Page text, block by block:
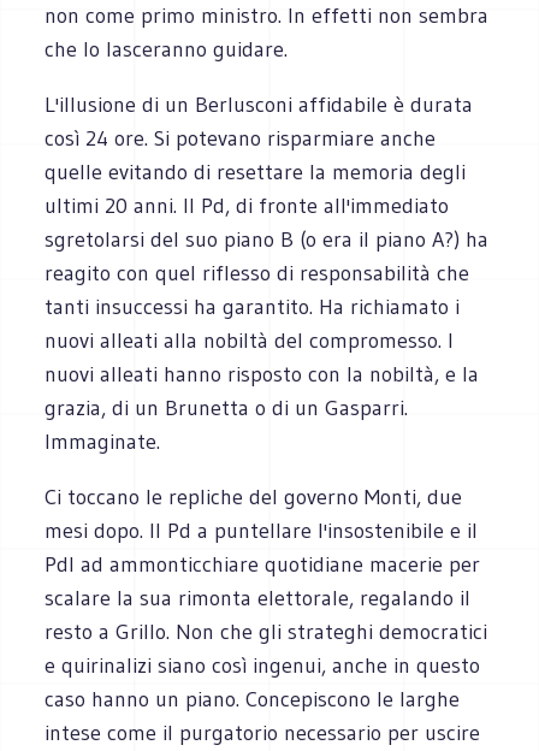
non come primo ministro. In effetti non sembra
che lo lasceranno guidare.
L'illusione di un Berlusconi affidabile è durata
così 24 ore. Si potevano risparmiare anche
quelle evitando di resettare la memoria degli
ultimi 20 anni. Il Pd, di fronte all'immediato
sgretolarsi del suo piano B (o era il piano A?) ha
reagito con quel riflesso di responsabilità che
tanti insuccessi ha garantito. Ha richiamato i
nuovi alleati alla nobiltà del compromesso. I
nuovi alleati hanno risposto con la nobiltà, e la
grazia, di un Brunetta o di un Gasparri.
Immaginate.
Ci toccano le repliche del governo Monti, due
mesi dopo. Il Pd a puntellare l'insostenibile e il
Pdl ad ammonticchiare quotidiane macerie per
scalare la sua rimonta elettorale, regalando il
resto a Grillo. Non che gli strateghi democratici
e quirinalizi siano così ingenui, anche in questo
caso hanno un piano. Concepiscono le larghe
intese come il purgatorio necessario per uscire